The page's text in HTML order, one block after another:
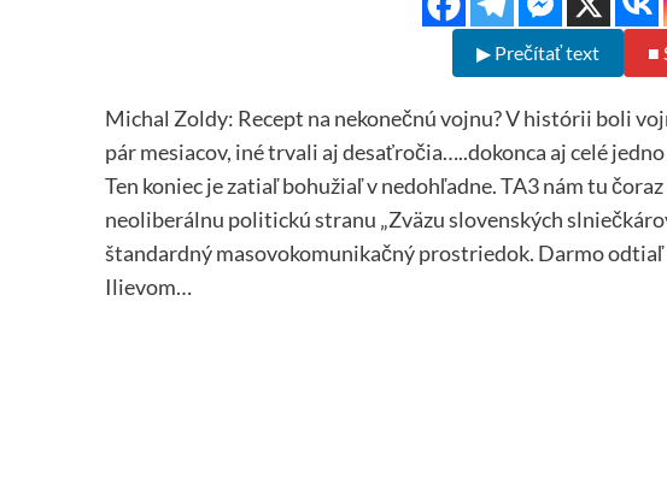
▶ Prečítať text ■
Michal Zoldy: Recept na nekonečnú vojnu? V histórii boli
pár mesiacov, iné trvali aj desaťročia…..dokonca aj celé
Ten koniec je zatiaľ bohužiaľ v nedohľadne. TA3 nám tu
neoliberálnu politickú stranu „Zväzu slovenských
štandardný masovokomunikačný prostriedok. Darmo
Ilievom…